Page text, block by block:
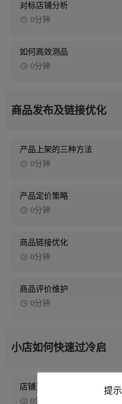
对标店铺分析
0分钟
如何高效测品
0分钟
商品发布及链接优化
产品上架的三种方法
0分钟
产品定价策略
0分钟
商品链接优化
0分钟
商品评价维护
0分钟
小店如何快速过冷启
店铺页面包装
0分钟
提示